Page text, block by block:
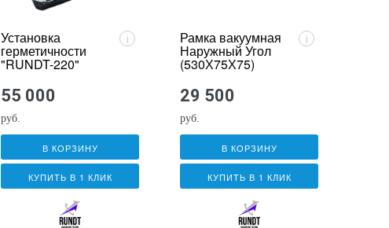
Установка
герметичности
"RUNDT-220"
i
55 000
руб.
В КОРЗИНУ
КУПИТЬ В 1 КЛИК
Рамка вакуумная
Наружный Угол
(530Х75Х75)
i
29 500
руб.
В КОРЗИНУ
КУПИТЬ В 1 КЛИК